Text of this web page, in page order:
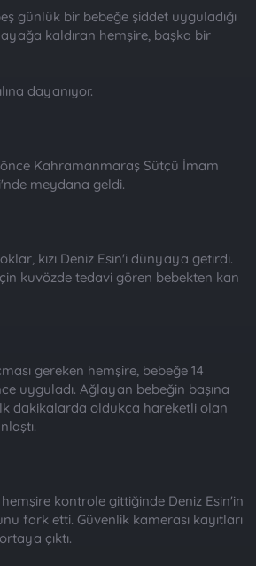
günlük bir bebeğe şiddet uyguladığı
kaldıran hemşire, başka bir
dayanıyor.
Kahramanmaraş Sütçü İmam
meydana geldi.
kızı Deniz Esin'i dünyaya getirdi.
kuvözde tedavi gören bebekten kan
gereken hemşire, bebeğe 14
uyguladı. Ağlayan bebeğin başına
İlk dakikalarda oldukça hareketli olan
kontrole gittiğinde Deniz Esin'in
fark etti. Güvenlik kamerası kayıtları
çıktı.